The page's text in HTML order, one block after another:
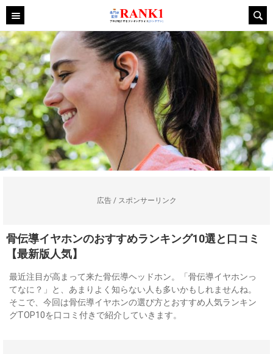
広告 / スポンサーリンク
骨伝導イヤホンのおすすめランキング10選と口コミ
【最新版人気】
最近注目が高まって来た骨伝導ヘッドホン。「骨伝導イヤホンっ
てなに？」と、あまりよく知らない人も多いかもしれませんね。
そこで、今回は骨伝導イヤホンの選び方とおすすめ人気ランキン
グTOP10を口コミ付きで紹介していきます。